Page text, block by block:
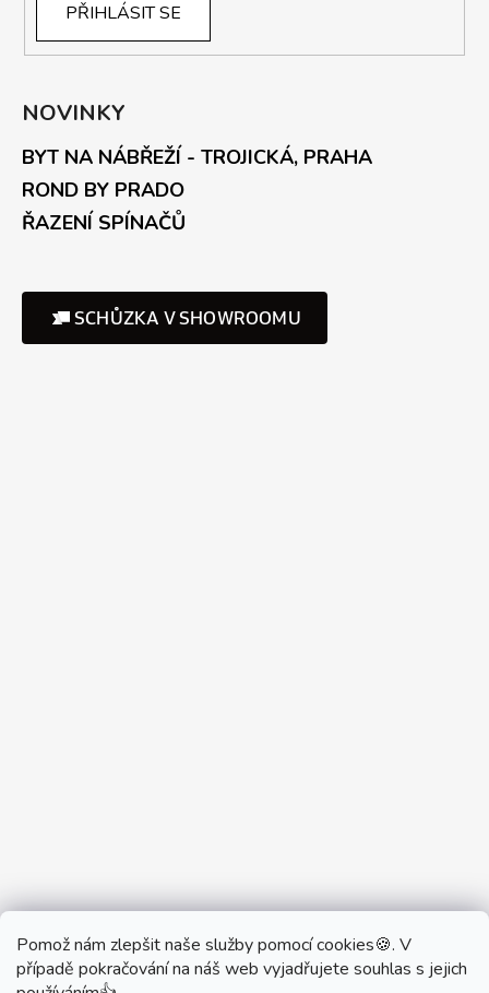
Pomož nám zlepšit naše služby pomocí cookies🍪. V
případě pokračování na náš web vyjadřujete souhlas s jejich
PŘIHLÁSIT SE
NOVINKY
BYT NA NÁBŘEŽÍ - TROJICKÁ, PRAHA
ROND BY PRADO
ŘAZENÍ SPÍNAČŮ
SCHŮZKA V SHOWROOMU
Partner Showroom MONOBRAND
Partner Eshop Monobrand.online